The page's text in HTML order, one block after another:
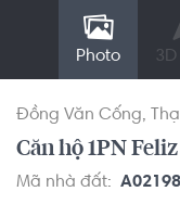
Photo 3D
Đồng Văn Cống
Căn hộ 1PN
Mã nhà đất: